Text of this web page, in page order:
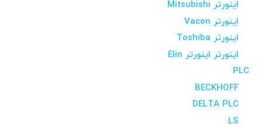
اینورتر Mitsubishi
اینورتر Vacon
اینورتر Toshiba
اینورتر اینورتر Elin
PLC
BECKHOFF
DELTA PLC
LS